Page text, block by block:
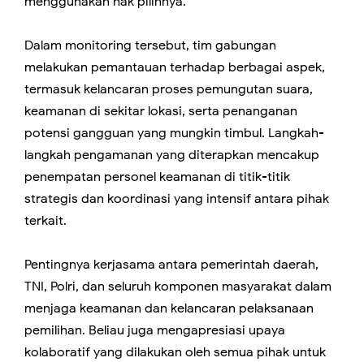
Dalam monitoring tersebut, tim gabungan
melakukan pemantauan terhadap berbagai aspek,
termasuk kelancaran proses pemungutan suara,
keamanan di sekitar lokasi, serta penanganan
potensi gangguan yang mungkin timbul. Langkah-
langkah pengamanan yang diterapkan mencakup
penempatan personel keamanan di titik-titik
strategis dan koordinasi yang intensif antara pihak
terkait.
Pentingnya kerjasama antara pemerintah daerah,
TNI, Polri, dan seluruh komponen masyarakat dalam
menjaga keamanan dan kelancaran pelaksanaan
pemilihan. Beliau juga mengapresiasi upaya
kolaboratif yang dilakukan oleh semua pihak untuk